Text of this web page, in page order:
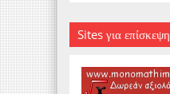
Sites για επίσκεψη